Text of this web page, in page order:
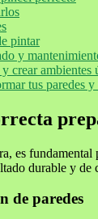
pintar
y
crear ambientes
tus paredes
es
durable y de
de paredes